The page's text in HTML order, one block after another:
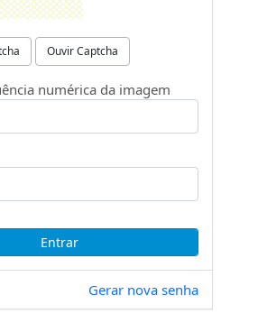
Ouvir Captcha
numérica da imagem
Gerar nova senha